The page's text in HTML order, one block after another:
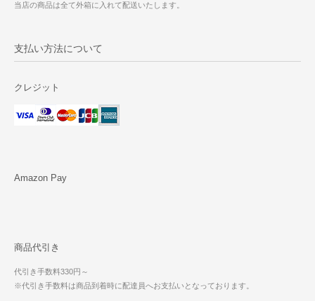
当店の商品は全て外箱に入れて配送いたします。
支払い方法について
クレジット
Amazon Pay
商品代引き
代引き手数料330円～
※代引き手数料は商品到着時に配達員へお支払いとなっております。